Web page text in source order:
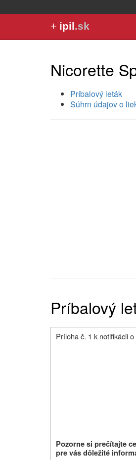
+ ipil.sk
Nicorette
Príbalový leták
Súhrn údajov o
Príbalový
Príloha č. 1 k notifikácii
Pozorne si prečítajte
pre vás dôležité